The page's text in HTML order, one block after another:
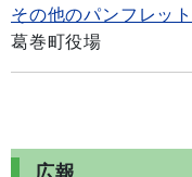
その他のパンフレット
葛巻町役場
広報